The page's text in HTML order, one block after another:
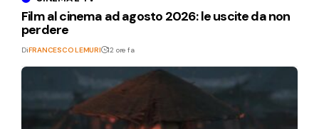
Film al cinema ad agosto 2026: le uscite da non
perdere
DiFRANCESCO LEMURI 12 ore fa